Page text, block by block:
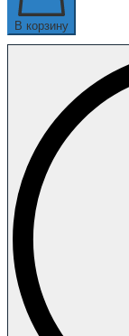
В корзину